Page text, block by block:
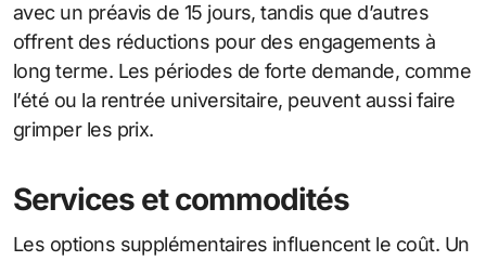
avec un préavis de 15 jours, tandis que d’autres
offrent des réductions pour des engagements à
long terme. Les périodes de forte demande, comme
l’été ou la rentrée universitaire, peuvent aussi faire
grimper les prix.
Services et commodités
Les options supplémentaires influencent le coût. Un